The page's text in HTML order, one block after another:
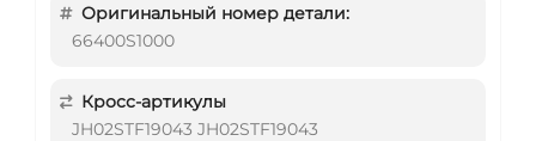
Оригинальный номер детали:
66400S1000
Кросс-артикулы
JH02STF19043 JH02STF19043